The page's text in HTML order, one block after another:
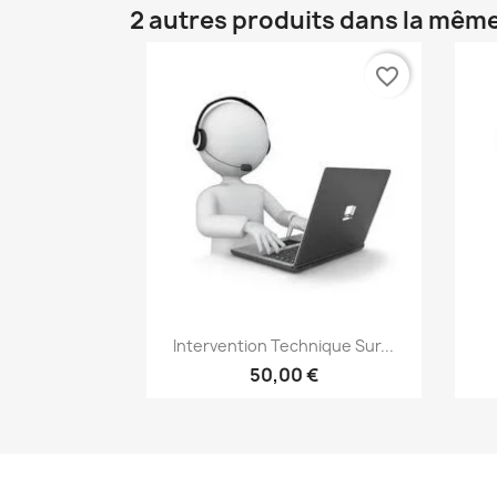
2 autres produits dans la
Aperçu rapide
Intervention Technique Sur...
50,00 €
favorite_border